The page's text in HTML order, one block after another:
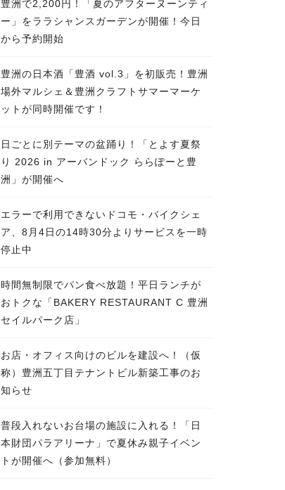
豊洲で2,200円！「夏のアフターヌーンティ
ー」をララシャンスガーデンが開催！今日
から予約開始
豊洲の日本酒「豊酒 vol.3」を初販売！豊洲
場外マルシェ＆豊洲クラフトサマーマーケ
ットが同時開催です！
日ごとに別テーマの盆踊り！「とよす夏祭
り 2026 in アーバンドック ららぽーと豊
洲」が開催へ
エラーで利用できないドコモ・バイクシェ
ア、8月4日の14時30分よりサービスを一時
停止中
時間無制限でパン食べ放題！平日ランチが
おトクな「BAKERY RESTAURANT C 豊洲
セイルパーク店」
お店・オフィス向けのビルを建設へ！（仮
称）豊洲五丁目テナントビル新築工事のお
知らせ
普段入れないお台場の施設に入れる！「日
本財団パラアリーナ」で夏休み親子イベン
トが開催へ（参加無料）